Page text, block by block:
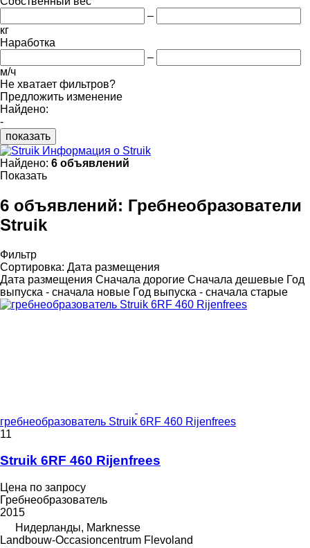
–
кг
Наработка
–
м/ч
Не хватает фильтров?
Предложить изменение
Найдено:
-
показать
Информация о Struik
Найдено: 6 объявлений
Показать
6 объявлений: Гребнеобразователи
Struik
Фильтр
Сортировка: Дата размещения
Дата размещения Сначала дорогие Сначала дешевые Год
выпуска - сначала новые Год выпуска - сначала старые
гребнеобразователь Struik 6RF 460 Rijenfrees
11
Struik 6RF 460 Rijenfrees
Цена по запросу
Гребнеобразователь
2015
Нидерланды, Marknesse
Landbouw-Occasioncentrum Flevoland